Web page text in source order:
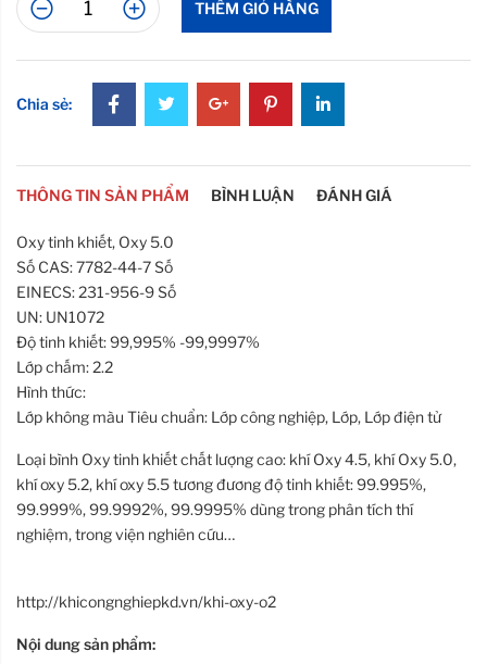
THÊM GIỎ HÀNG
Chia sẻ:
THÔNG TIN SẢN PHẨM BÌNH LUẬN ĐÁNH GIÁ
Oxy tinh khiết, Oxy 5.0
Số CAS: 7782-44-7 Số
EINECS: 231-956-9 Số
UN: UN1072
Độ tinh khiết: 99,995% -99,9997%
Lớp chấm: 2.2
Hình thức:
Lớp không màu Tiêu chuẩn: Lớp công nghiệp, Lớp, Lớp điện tử
Loại bình Oxy tinh khiết chất lượng cao: khí Oxy 4.5, khí Oxy 5.0,
khí oxy 5.2, khí oxy 5.5 tương đương độ tinh khiết: 99.995%,
99.999%, 99.9992%, 99.9995% dùng trong phân tích thí
nghiệm, trong viện nghiên cứu…
http://khicongnghiepkd.vn/khi-oxy-o2
Nội dung sản phẩm: